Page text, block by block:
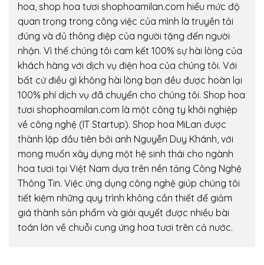
hoa, shop hoa tươi shophoamilan.com hiểu mức độ
quan trọng trong công việc của mình là truyền tải
đúng và đủ thông điệp của người tặng đến người
nhận. Vì thế chúng tôi cam kết 100% sự hài lòng của
khách hàng với dịch vụ điện hoa của chúng tôi. Với
bất cứ điều gì không hài lòng bạn đều được hoàn lại
100% phí dịch vụ đã chuyển cho chúng tôi. Shop hoa
tươi shophoamilan.com là một công ty khởi nghiệp
về công nghệ (IT Startup). Shop hoa MiLan được
thành lập đầu tiên bởi anh Nguyễn Duy Khánh, với
mong muốn xây dựng một hệ sinh thái cho ngành
hoa tươi tại Việt Nam dựa trên nền tảng Công Nghệ
Thông Tin. Việc ứng dụng công nghệ giúp chúng tôi
tiết kiệm những quy trình không cần thiết để giảm
giá thành sản phẩm và giải quyết được nhiều bài
toán lớn về chuỗi cung ứng hoa tươi trên cả nước.